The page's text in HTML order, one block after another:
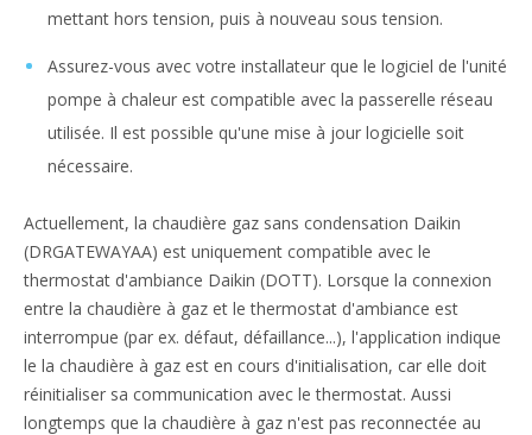
mettant hors tension, puis à nouveau sous tension.
Assurez-vous avec votre installateur que le logiciel de l'unité
pompe à chaleur est compatible avec la passerelle réseau
utilisée. Il est possible qu'une mise à jour logicielle soit
nécessaire.
Actuellement, la chaudière gaz sans condensation Daikin
(DRGATEWAYAA) est uniquement compatible avec le
thermostat d'ambiance Daikin (DOTT). Lorsque la connexion
entre la chaudière à gaz et le thermostat d'ambiance est
interrompue (par ex. défaut, défaillance...), l'application indique
le la chaudière à gaz est en cours d'initialisation, car elle doit
réinitialiser sa communication avec le thermostat. Aussi
longtemps que la chaudière à gaz n'est pas reconnectée au